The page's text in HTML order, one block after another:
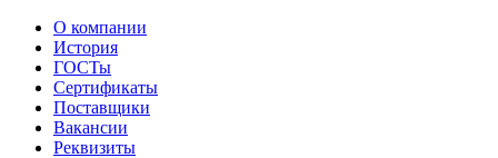
О компании
История
ГОСТы
Сертификаты
Поставщики
Вакансии
Реквизиты